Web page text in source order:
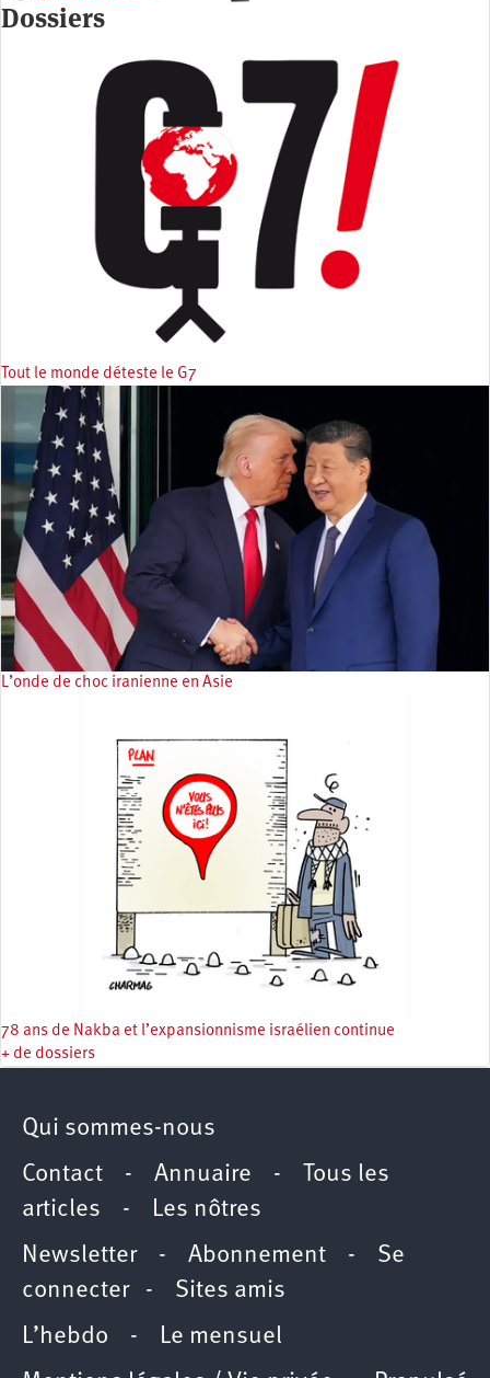
Dossiers
Tout le monde déteste le G7
L’onde de choc iranienne en Asie
78 ans de Nakba et l’expansionnisme israélien continue
+ de dossiers
Qui sommes-nous
Contact - Annuaire -
Tous les
articles - Les nôtres
Newsletter- Abonnement - Se
connecter- Sites amis
L’hebdo - Le mensuel